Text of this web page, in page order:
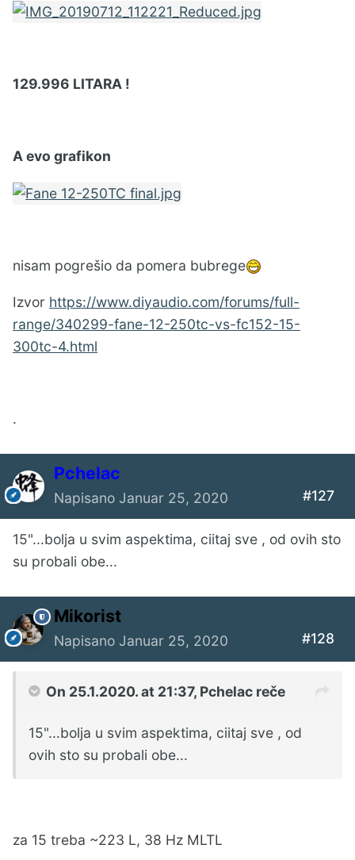
129.996 LITARA !
A evo grafikon
nisam pogrešio da pomera bubrege
Izvor https://www.diyaudio.com/forums/full-
range/340299-fane-12-250tc-vs-fc152-15-
300tc-4.html
.
Pchelac
Napisano Januar 25, 2020 #127
15"...bolja u svim aspektima, ciitaj sve , od ovih sto
su probali obe...
Mikorist
Napisano Januar 25, 2020 #128
On 25.1.2020. at 21:37, Pchelac reče
15"...bolja u svim aspektima, ciitaj sve , od
ovih sto su probali obe...
za 15 treba ~223 L, 38 Hz MLTL